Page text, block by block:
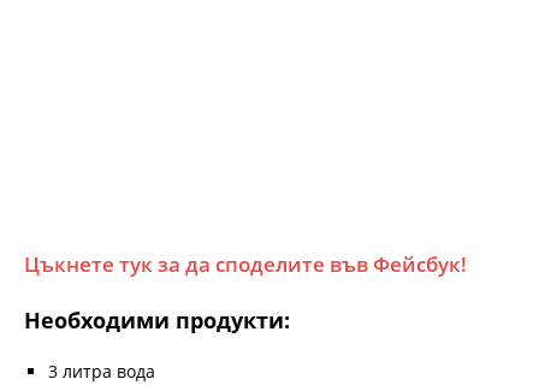
Цъкнете тук за да споделите във Фейсбук!
Необходими продукти:
3 литра вода